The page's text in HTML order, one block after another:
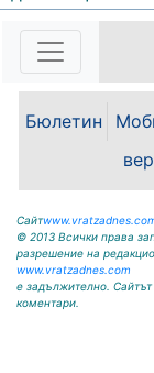
136 |
ВРАЦА
09117/
На
чл. 14,
Бюлетин
Сайт
© 2013 Всички права
разрешение на
www.vratzadnes.com
е задължително. Сайтът
коментари.